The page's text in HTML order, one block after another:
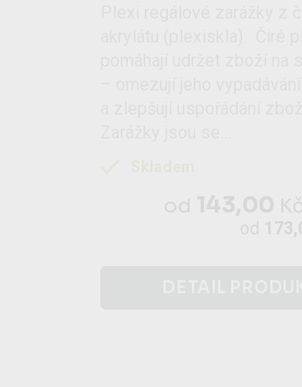
akrylátu (plexiskla). Čiré
pomáhají udržet zboží na